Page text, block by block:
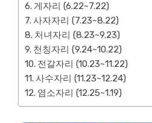
게자리 (6.22~7.22)
사자자리 (7.23~8.22)
처녀자리 (8.23~9.23)
천칭자리 (9.24~10.22)
전갈자리 (10.23~11.22)
사수자리 (11.23~12.24)
염소자리 (12.25~1.19)